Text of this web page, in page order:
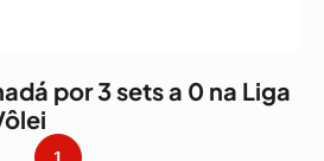
por 3 sets a 0 na Liga